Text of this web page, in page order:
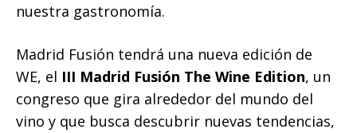
nuestra gastronomía.
Madrid Fusión tendrá una nueva edición de
WE, el III Madrid Fusión The Wine Edition, un
congreso que gira alrededor del mundo del
vino y que busca descubrir nuevas tendencias,